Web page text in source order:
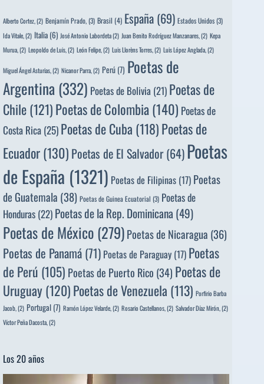
Alberto Cortez, (2) Benjamín Prado,(3) Brasil (4) España (69) Estados Unidos(3)
Ida Vitale, (2) Italia (6) José Antonio Labordeta(2) Juan Benito Rodríguez Manzanares, (2) Kepa
Murua, (2) Leopoldo de Luis, (2) León Felipe, (2) Luis Llorèns Torres, (2) Luis López Anglada, (2)
Miguel Ángel Asturias, (2) Nicanor Parra, (2) Perú (7) Poetas de
Argentina (332) Poetas de Bolivia (21) Poetas de
Chile(121)Poetas de Colombia (140) Poetas de
Costa Rica(25)Poetas de Cuba (118)Poetas de
Ecuador(130) Poetas de El Salvador(64)Poetas
de España (1321) Poetas de Filipinas (17) Poetas
de Guatemala (38) Poetas de Guinea Ecuatorial (3) Poetas de
Honduras (22) Poetas de la Rep. Dominicana (49)
Poetas de México(279)Poetas de Nicaragua (36)
Poetas de Panamá (71) Poetas de Paraguay (17) Poetas
de Perú (105) Poetas de Puerto Rico (34) Poetas de
Uruguay(120)Poetas de Venezuela (113) Porfirio Barba
Jacob, (2) Portugal (7) Ramón López Velarde, (2) Rosario Castellanos, (2) Salvador Díaz Mirón, (2)
Víctor Peña Dacosta, (2)
Los 20 años